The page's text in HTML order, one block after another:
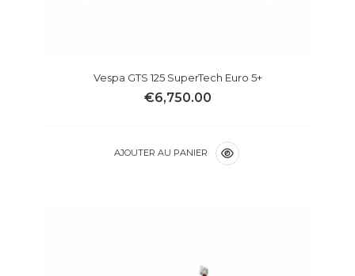
Vespa GTS 125 SuperTech Euro 5+
€6,750.00
AJOUTER AU PANIER